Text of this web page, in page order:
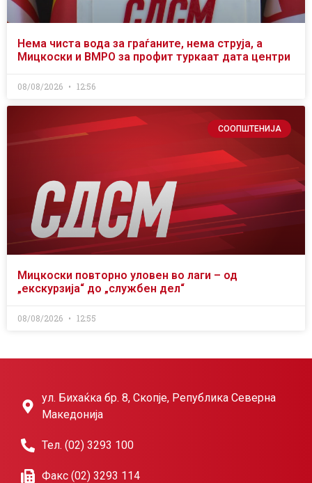
Нема чиста вода за граѓаните, нема струја, а
Мицкоски и ВМРО за профит туркаат дата центри
08/08/2026 12:56
СООПШТЕНИЈА
Мицкоски повторно уловен во лаги – од
„екскурзија“ до „службен дел“
08/08/2026 12:55
ул. Бихаќка бр. 8, Скопје, Република Северна
Македонија
Тел. (02) 3293 100
Факс (02) 3293 114